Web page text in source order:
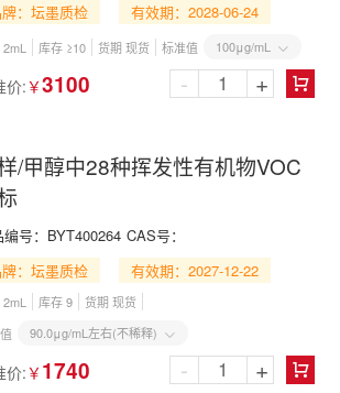
：坛墨质检
有效期：2028-06-24
库存 ≥10 货期 现货 标准值 100μg/mL 
价: ￥3100 
- +
/甲醇中28种挥发性有机物VOC
号： BYT400264 CAS号：
：坛墨质检
有效期：2027-12-22
库存 9
货期 现货
90.0μg/mL左右(不稀释) 
价: ￥ 1740 
- +